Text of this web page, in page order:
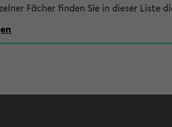
Fächer finden Sie in dieser Liste